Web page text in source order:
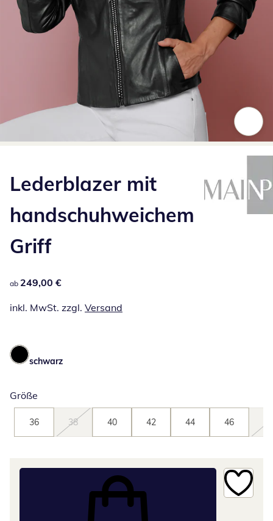
Lederblazer mit
handschuhweichem
Griff
249,00 €
ab 249,00 €
inkl. MwSt. zzgl. Versand
schwarz
Größe
36 38 40 42 44 46